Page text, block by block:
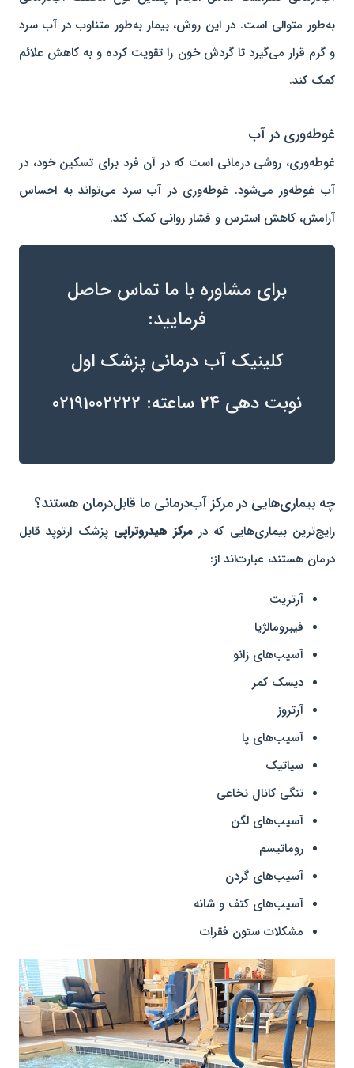
به‌طور متوالی است. در این روش، بیمار به‌طور متناوب در آب سرد
و گرم قرار می‌گیرد تا گردش خون را تقویت کرده و به کاهش علائم
کمک کند.
غوطه‌وری در آب
غوطه‌وری، روشی درمانی است که در آن فرد برای تسکین خود، در
آب غوطه‌ور می‌شود. غوطه‌وری در آب سرد می‌تواند به احساس
آرامش، کاهش استرس و فشار روانی کمک کند.
برای مشاوره با ما تماس حاصل
فرمایید:
کلینیک آب درمانی پزشک اول
نوبت دهی 24 ساعته: 02191002222
چه بیماری‌هایی در مرکز آب‌درمانی ما قابل‌درمان هستند؟
رایج‌ترین بیماری‌هایی که درمرکز هیدروتراپی پزشک ارتوپد قابل
درمان هستند، عبارت‌اند از:
آرتریت
فیبرومالژیا
آسیب‌های زانو
دیسک کمر
آرتروز
آسیب‌های پا
سیاتیک
تنگی کانال نخاعی
آسیب‌های لگن
روماتیسم
آسیب‌های گردن
آسیب‌های کتف و شانه
مشکلات ستون فقرات